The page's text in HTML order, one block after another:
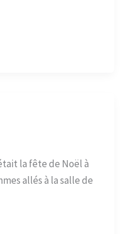
la fête de Noël à
allés à la salle de